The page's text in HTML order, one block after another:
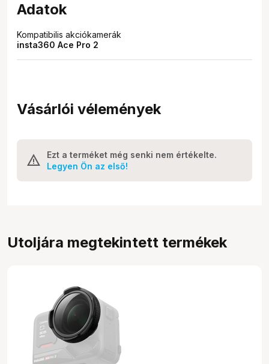
Adatok
Kompatibilis akciókamerák
insta360 Ace Pro 2
Vásárlói vélemények
Ezt a terméket még senki nem értékelte.
Legyen Ön az első!
Utoljára megtekintett termékek